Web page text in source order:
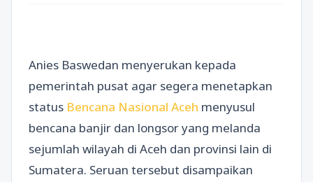
Anies Baswedan menyerukan kepada
pemerintah pusat agar segera menetapkan
status Bencana Nasional Aceh menyusul
bencana banjir dan longsor yang melanda
sejumlah wilayah di Aceh dan provinsi lain di
Sumatera. Seruan tersebut disampaikan